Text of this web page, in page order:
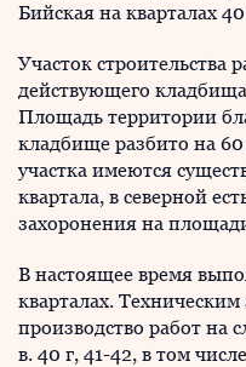
Бийская на кварталах
Участок строительства
действующего
Площадь территории
кладбище разбито на
участка имеются
квартала, в северной
захоронения на
В настоящее время
кварталах.
производство работ на
в. 40 г, 41-42, в том